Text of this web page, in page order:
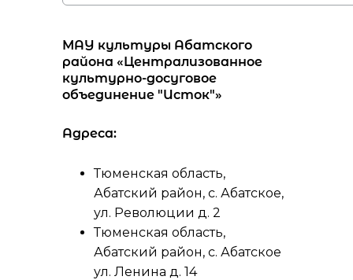
МАУ культуры Абатского
района «Централизованное
культурно-досуговое
объединение "Исток"»
Адреса:
Тюменская область,
Абатский район, с. Абатское,
ул. Революции д. 2
Тюменская область,
Абатский район, с. Абатское
ул. Ленина д. 14